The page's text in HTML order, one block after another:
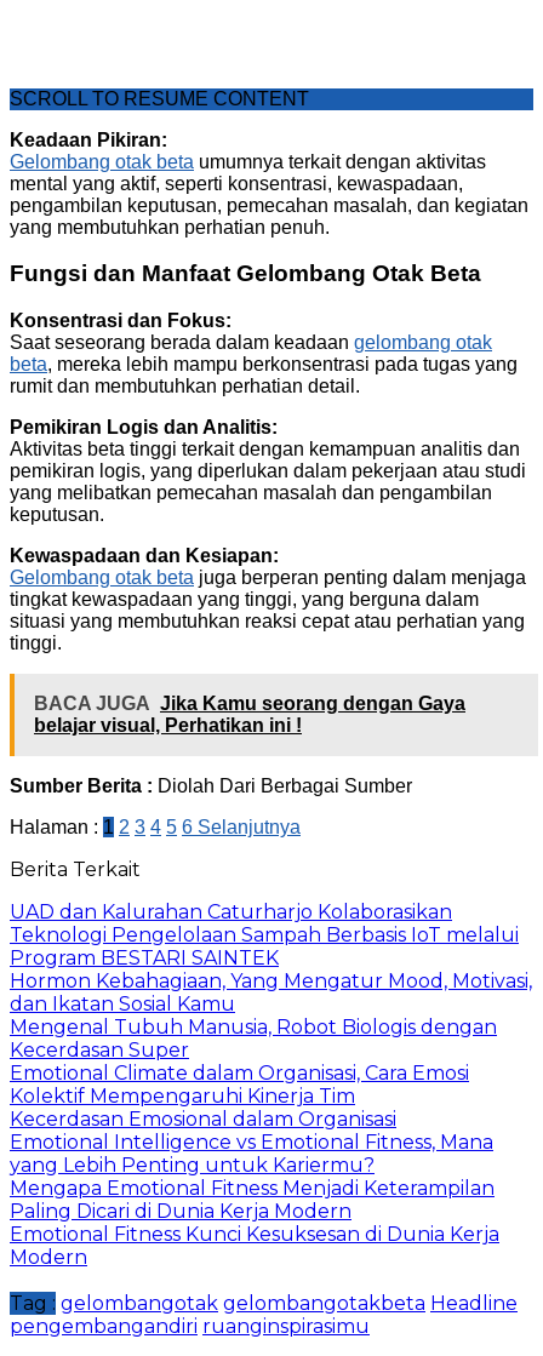
SCROLL TO RESUME CONTENT
Keadaan Pikiran:
Gelombang otak beta umumnya terkait dengan aktivitas
mental yang aktif, seperti konsentrasi, kewaspadaan,
pengambilan keputusan, pemecahan masalah, dan kegiatan
yang membutuhkan perhatian penuh.
Fungsi dan Manfaat Gelombang Otak Beta
Konsentrasi dan Fokus:
Saat seseorang berada dalam keadaan gelombang otak
beta, mereka lebih mampu berkonsentrasi pada tugas yang
rumit dan membutuhkan perhatian detail.
Pemikiran Logis dan Analitis:
Aktivitas beta tinggi terkait dengan kemampuan analitis dan
pemikiran logis, yang diperlukan dalam pekerjaan atau studi
yang melibatkan pemecahan masalah dan pengambilan
keputusan.
Kewaspadaan dan Kesiapan:
Gelombang otak beta juga berperan penting dalam menjaga
tingkat kewaspadaan yang tinggi, yang berguna dalam
situasi yang membutuhkan reaksi cepat atau perhatian yang
tinggi.
BACA JUGA Jika Kamu seorang dengan Gaya
belajar visual, Perhatikan ini !
Sumber Berita : Diolah Dari Berbagai Sumber
Halaman : 1 2 3 4 5 6 Selanjutnya
Berita Terkait
UAD dan Kalurahan Caturharjo Kolaborasikan
Teknologi Pengelolaan Sampah Berbasis IoT melalui
Program BESTARI SAINTEK
Hormon Kebahagiaan, Yang Mengatur Mood, Motivasi,
dan Ikatan Sosial Kamu
Mengenal Tubuh Manusia, Robot Biologis dengan
Kecerdasan Super
Emotional Climate dalam Organisasi, Cara Emosi
Kolektif Mempengaruhi Kinerja Tim
Kecerdasan Emosional dalam Organisasi
Emotional Intelligence vs Emotional Fitness, Mana
yang Lebih Penting untuk Kariermu?
Mengapa Emotional Fitness Menjadi Keterampilan
Paling Dicari di Dunia Kerja Modern
Emotional Fitness Kunci Kesuksesan di Dunia Kerja
Modern
Tag : gelombangotak gelombangotakbeta Headline
pengembangandiri ruanginspirasimu